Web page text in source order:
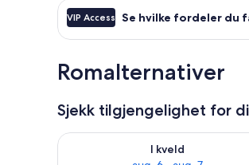
VIP Access Se hvilke fordeler du
Romalternativer
Sjekk tilgjengelighet for
I kveld
Sjekk tilgjengelighet for i kveld,